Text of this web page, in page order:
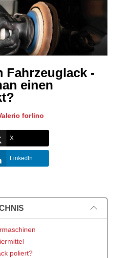
Fahrzeuglack -
einen
forlino
X
LinkedIn
poliert?